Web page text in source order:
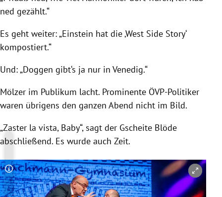
ned gezählt.“
Es geht weiter: „Einstein hat die ‚West Side Story‘
kompostiert.“
Und: „Doggen gibt‘s ja nur in Venedig.“
Mölzer im Publikum lacht. Prominente ÖVP-Politiker
waren übrigens den ganzen Abend nicht im Bild.
„Zaster la vista, Baby“, sagt der Gscheite Blöde
abschließend. Es wurde auch Zeit.
Copyright-Hinweis öffnen/schließen